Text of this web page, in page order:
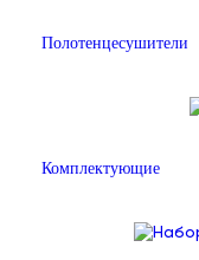
Полотенцесушители
Комплектующие